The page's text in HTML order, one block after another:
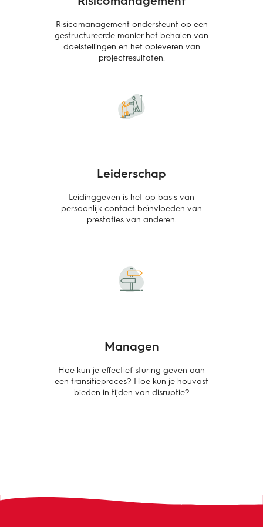
Risicomanagement ondersteunt op een
gestructureerde manier het behalen van
doelstellingen en het opleveren van
projectresultaten.
Leiderschap
Leidinggeven is het op basis van
persoonlijk contact beïnvloeden van
prestaties van anderen.
Managen
Hoe kun je effectief sturing geven aan
een transitieproces? Hoe kun je houvast
bieden in tijden van disruptie?